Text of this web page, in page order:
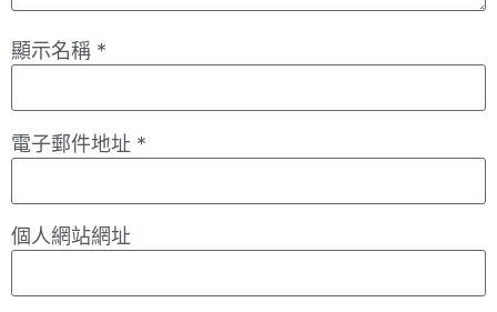
顯示名稱 *
電子郵件地址 *
個人網站網址